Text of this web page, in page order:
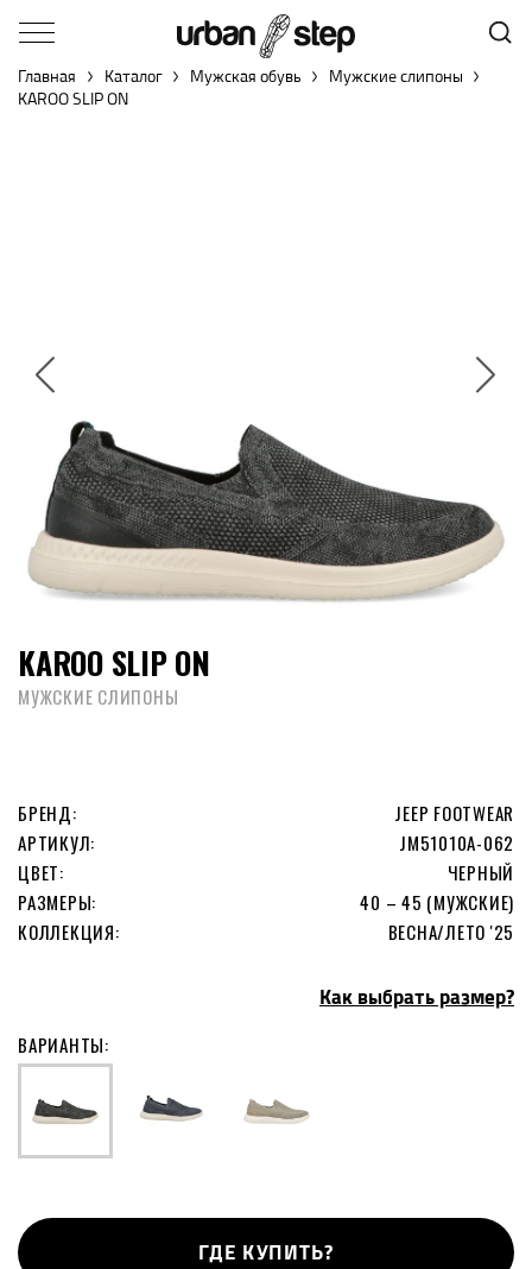
Главная Каталог Мужская обувь
Мужские слипоны
KAROO SLIP ON
KAROO SLIP ON
МУЖСКИЕ СЛИПОНЫ
БРЕНД:
JEEP FOOTWEAR
АРТИКУЛ:
JM51010A-062
ЦВЕТ:
ЧЕРНЫЙ
РАЗМЕРЫ:
40 – 45 (МУЖСКИЕ)
КОЛЛЕКЦИЯ:
ВЕСНА/ЛЕТО '25
Как выбрать размер?
ВАРИАНТЫ:
ГДЕ КУПИТЬ?